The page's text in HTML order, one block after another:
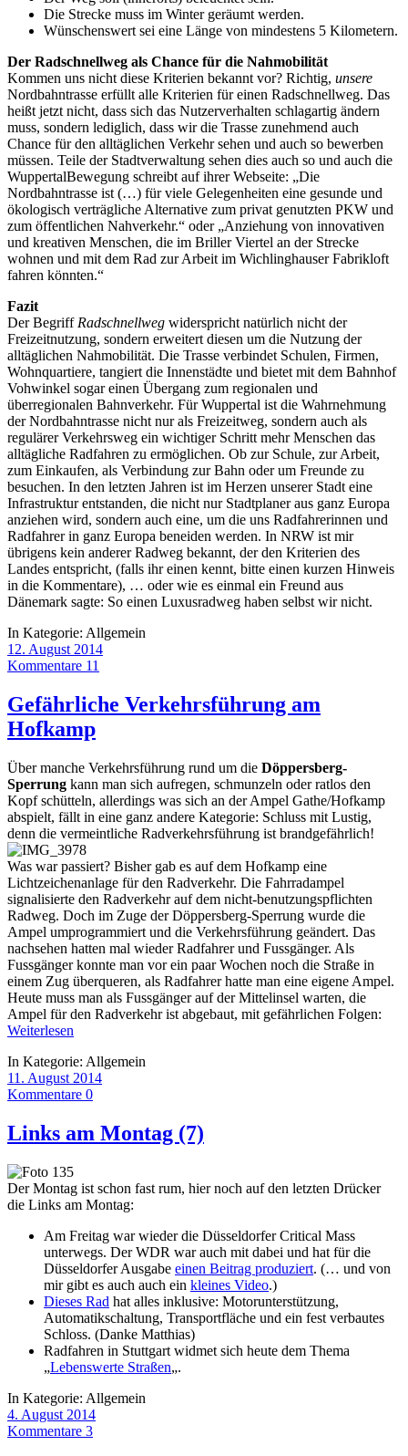
Die Strecke muss im Winter geräumt werden.
Wünschenswert sei eine Länge von mindestens 5 Kilometern.
Der Radschnellweg als Chance für die Nahmobilität
Kommen uns nicht diese Kriterien bekannt vor? Richtig, unsere
Nordbahntrasse erfüllt alle Kriterien für einen Radschnellweg. Das
heißt jetzt nicht, dass sich das Nutzerverhalten schlagartig ändern
muss, sondern lediglich, dass wir die Trasse zunehmend auch
Chance für den alltäglichen Verkehr sehen und auch so bewerben
müssen. Teile der Stadtverwaltung sehen dies auch so und auch die
WuppertalBewegung schreibt auf ihrer Webseite: „Die
Nordbahntrasse ist (…) für viele Gelegenheiten eine gesunde und
ökologisch verträgliche Alternative zum privat genutzten PKW und
zum öffentlichen Nahverkehr.“ oder „Anziehung von innovativen
und kreativen Menschen, die im Briller Viertel an der Strecke
wohnen und mit dem Rad zur Arbeit im Wichlinghauser Fabrikloft
fahren könnten.“
Fazit
Der Begriff Radschnellweg widerspricht natürlich nicht der
Freizeitnutzung, sondern erweitert diesen um die Nutzung der
alltäglichen Nahmobilität. Die Trasse verbindet Schulen, Firmen,
Wohnquartiere, tangiert die Innenstädte und bietet mit dem Bahnhof
Vohwinkel sogar einen Übergang zum regionalen und
überregionalen Bahnverkehr. Für Wuppertal ist die Wahrnehmung
der Nordbahntrasse nicht nur als Freizeitweg, sondern auch als
regulärer Verkehrsweg ein wichtiger Schritt mehr Menschen das
alltägliche Radfahren zu ermöglichen. Ob zur Schule, zur Arbeit,
zum Einkaufen, als Verbindung zur Bahn oder um Freunde zu
besuchen. In den letzten Jahren ist im Herzen unserer Stadt eine
Infrastruktur entstanden, die nicht nur Stadtplaner aus ganz Europa
anziehen wird, sondern auch eine, um die uns Radfahrerinnen und
Radfahrer in ganz Europa beneiden werden. In NRW ist mir
übrigens kein anderer Radweg bekannt, der den Kriterien des
Landes entspricht, (falls ihr einen kennt, bitte einen kurzen Hinweis
in die Kommentare), … oder wie es einmal ein Freund aus
Dänemark sagte: So einen Luxusradweg haben selbst wir nicht.
In Kategorie: Allgemein
12. August 2014
Kommentare 11
Gefährliche Verkehrsführung am
Hofkamp
Über manche Verkehrsführung rund um die Döppersberg-
Sperrung kann man sich aufregen, schmunzeln oder ratlos den
Kopf schütteln, allerdings was sich an der Ampel Gathe/Hofkamp
abspielt, fällt in eine ganz andere Kategorie: Schluss mit Lustig,
denn die vermeintliche Radverkehrsführung ist brandgefährlich!
Was war passiert? Bisher gab es auf dem Hofkamp eine
Lichtzeichenanlage für den Radverkehr. Die Fahrradampel
signalisierte den Radverkehr auf dem nicht-benutzungspflichten
Radweg. Doch im Zuge der Döppersberg-Sperrung wurde die
Ampel umprogrammiert und die Verkehrsführung geändert. Das
nachsehen hatten mal wieder Radfahrer und Fussgänger. Als
Fussgänger konnte man vor ein paar Wochen noch die Straße in
einem Zug überqueren, als Radfahrer hatte man eine eigene Ampel.
Heute muss man als Fussgänger auf der Mittelinsel warten, die
Ampel für den Radverkehr ist abgebaut, mit gefährlichen Folgen:
Weiterlesen
In Kategorie: Allgemein
11. August 2014
Kommentare 0
Links am Montag (7)
Der Montag ist schon fast rum, hier noch auf den letzten Drücker
die Links am Montag:
Am Freitag war wieder die Düsseldorfer Critical Mass
unterwegs. Der WDR war auch mit dabei und hat für die
Düsseldorfer Ausgabe einen Beitrag produziert. (… und von
mir gibt es auch auch ein kleines Video.)
Dieses Rad hat alles inklusive: Motorunterstützung,
Automatikschaltung, Transportfläche und ein fest verbautes
Schloss. (Danke Matthias)
Radfahren in Stuttgart widmet sich heute dem Thema
„Lebenswerte Straßen„.
In Kategorie: Allgemein
4. August 2014
Kommentare 3